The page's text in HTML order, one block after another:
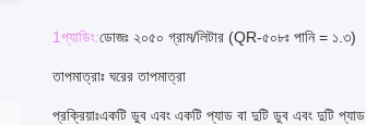
1প্যাডিং:ডোজঃ ২০৫০ গ্রাম/লিটার (QR-৫০৮ঃ পানি = ১.৩)
তাপমাত্রাঃ ঘরের তাপমাত্রা
প্রক্রিয়াঃএকটি ডুব এবং একটি প্যাড বা দুটি ডুব এবং দুটি প্যাড